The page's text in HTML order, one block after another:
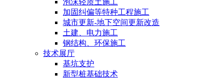
泡沫轻质土施工
加固纠偏等特种工程施工
城市更新-地下空间更新改造
土建、电力施工
钢结构、环保施工
技术展厅
基坑支护
新型桩基础技术